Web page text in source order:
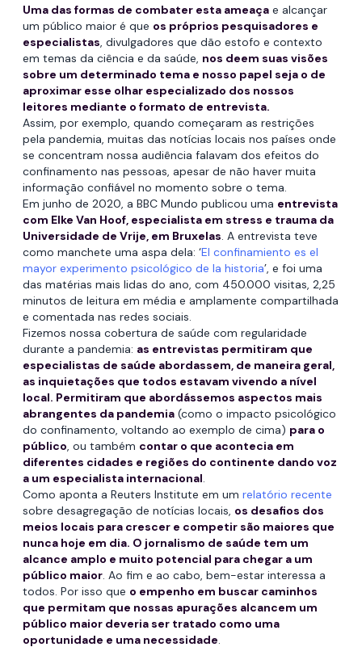
Uma das formas de combater esta ameaça e alcançar
um público maior é que os próprios pesquisadores e
especialistas, divulgadores que dão estofo e contexto
em temas da ciência e da saúde, nos deem suas visões
sobre um determinado tema e nosso papel seja o de
aproximar esse olhar especializado dos nossos
leitores mediante o formato de entrevista.
Assim, por exemplo, quando começaram as restrições
pela pandemia, muitas das notícias locais nos países onde
se concentram nossa audiência falavam dos efeitos do
confinamento nas pessoas, apesar de não haver muita
informação confiável no momento sobre o tema.
Em junho de 2020, a BBC Mundo publicou uma entrevista
com Elke Van Hoof, especialista em stress e trauma da
Universidade de Vrije, em Bruxelas. A entrevista teve
como manchete uma aspa dela: ‘El confinamiento es el
mayor experimento psicológico de la historia’, e foi uma
das matérias mais lidas do ano, com 450.000 visitas, 2,25
minutos de leitura em média e amplamente compartilhada
e comentada nas redes sociais.
Fizemos nossa cobertura de saúde com regularidade
durante a pandemia: as entrevistas permitiram que
especialistas de saúde abordassem, de maneira geral,
as inquietações que todos estavam vivendo a nível
local. Permitiram que abordássemos aspectos mais
abrangentes da pandemia (como o impacto psicológico
do confinamento, voltando ao exemplo de cima) para o
público, ou também contar o que acontecia em
diferentes cidades e regiões do continente dando voz
a um especialista internacional.
Como aponta a Reuters Institute em um relatório recente
sobre desagregação de notícias locais, os desafios dos
meios locais para crescer e competir são maiores que
nunca hoje em dia. O jornalismo de saúde tem um
alcance amplo e muito potencial para chegar a um
público maior. Ao fim e ao cabo, bem-estar interessa a
todos. Por isso que o empenho em buscar caminhos
que permitam que nossas apurações alcancem um
público maior deveria ser tratado como uma
oportunidade e uma necessidade.